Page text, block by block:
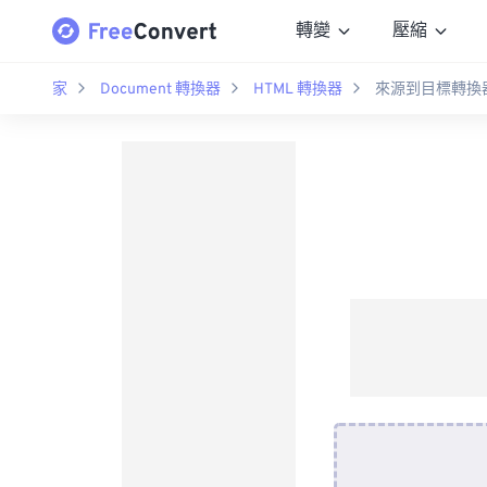
轉變 壓縮
家 Document 轉換器 HTML 轉換器 來源到目標轉換